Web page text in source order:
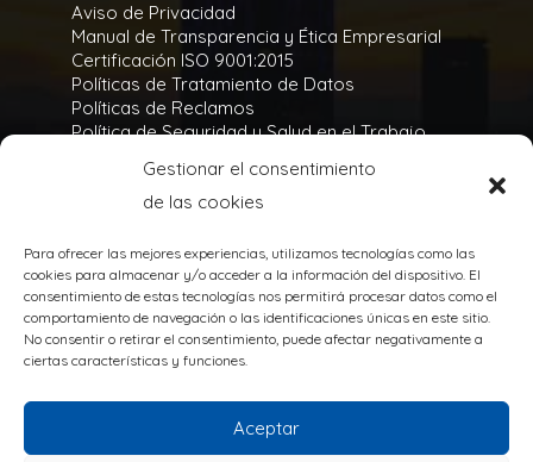
Gestionar el consentimiento
de las cookies
Para ofrecer las mejores experiencias, utilizamos tecnologías como las
cookies para almacenar y/o acceder a la información del dispositivo. El
consentimiento de estas tecnologías nos permitirá procesar datos como el
comportamiento de navegación o las identificaciones únicas en este sitio.
No consentir o retirar el consentimiento, puede afectar negativamente a
ciertas características y funciones.
Aceptar
Aviso de Privacidad
Manual de Transparencia y Ética Empresarial
Certificación ISO 9001:2015
Políticas de Tratamiento de Datos
Políticas de Reclamos
Política de Seguridad y Salud en el Trabajo
Política Ambiental
Gases Refrigerantes
TODOS LOS DERECHOS RESERVADOS
@Copyright 2020
Powered by: